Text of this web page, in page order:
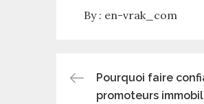
By : en-vrak_com
Pourquoi faire
promoteurs